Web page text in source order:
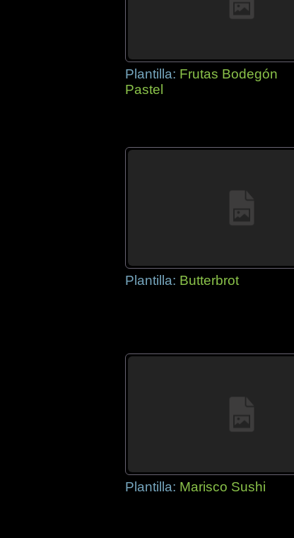
Plantilla: Frutas Bodegón
Pastel
Plantilla: Butterbrot
Plantilla: Marisco Sushi